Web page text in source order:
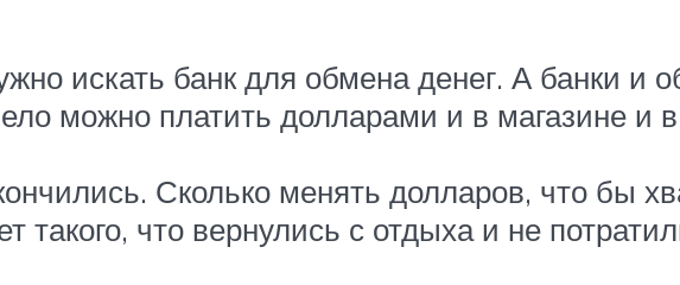
искать банк для обмена денег. А банки и
можно платить долларами и в магазине и
Сколько менять долларов, что бы
такого, что вернулись с отдыха и не